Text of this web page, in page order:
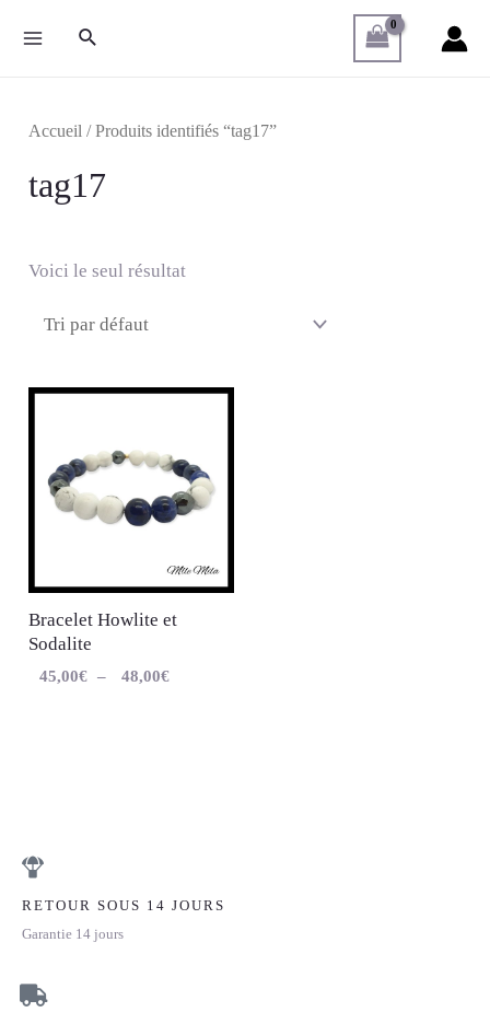
Accueil / Produits identifiés “tag17”
tag17
Voici le seul résultat
Bracelet Howlite et
Sodalite
45,00€ – 48,00€
RETOUR SOUS 14 JOURS
Garantie 14 jours